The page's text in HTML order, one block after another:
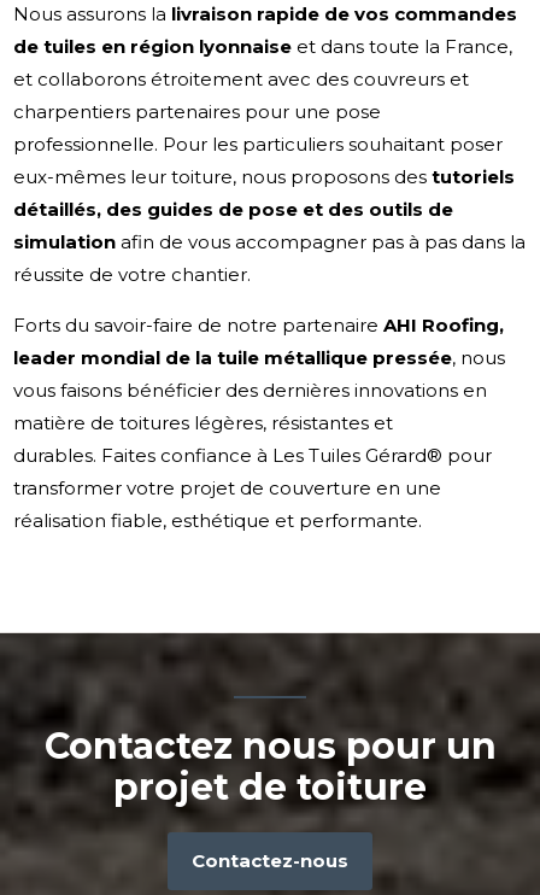
Nous assurons la livraison rapide de vos commandes
de tuiles en région lyonnaise et dans toute la France,
et collaborons étroitement avec des couvreurs et
charpentiers partenaires pour une pose
professionnelle. Pour les particuliers souhaitant poser
eux-mêmes leur toiture, nous proposons destutoriels
détaillés, des guides de pose et des outils de
simulation afin de vous accompagner pas à pas dans la
réussite de votre chantier.
Forts du savoir-faire de notre partenaireAHI Roofing,
leader mondial de la tuile métallique pressée, nous
vous faisons bénéficier des dernières innovations en
matière de toitures légères, résistantes et
durables. Faites confiance à Les Tuiles Gérard® pour
transformer votre projet de couverture en une
réalisation fiable, esthétique et performante.
Contactez nous pour un
projet de toiture
Contactez-nous